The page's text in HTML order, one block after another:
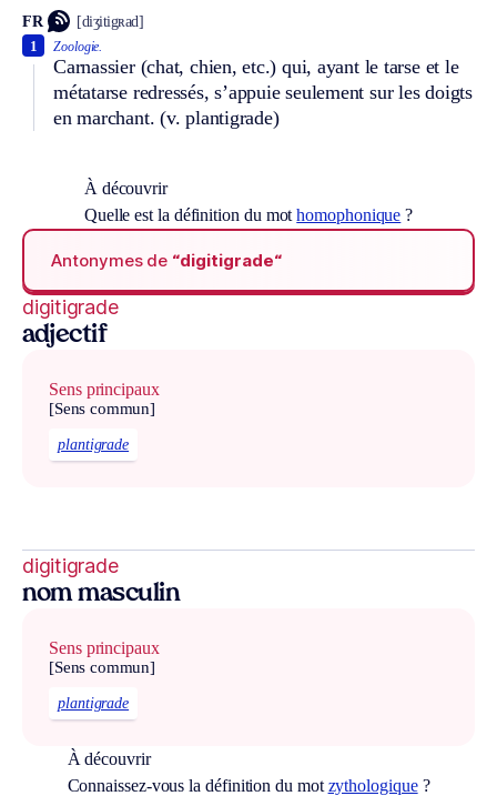
FR [diʒitigʀad]
Zoologie.
Carnassier (chat, chien, etc.) qui, ayant le tarse et le
métatarse redressés, s’appuie seulement sur les doigts
en marchant.(v. plantigrade)
1
À découvrir
Quelle est la définition du mothomophonique ?
Antonymes de “digitigrade“
digitigrade
adjectif
Sens principaux
[Sens commun]
plantigrade
digitigrade
nom masculin
Sens principaux
[Sens commun]
plantigrade
À découvrir
Connaissez-vous la définition du mot zythologique?